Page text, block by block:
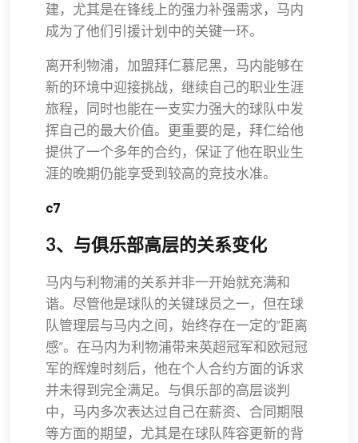
建，尤其是在锋线上的强力补强需求，马内
成为了他们引援计划中的关键一环。
离开利物浦，加盟拜仁慕尼黑，马内能够在
新的环境中迎接挑战，继续自己的职业生涯
旅程，同时也能在一支实力强大的球队中发
挥自己的最大价值。更重要的是，拜仁给他
提供了一个多年的合约，保证了他在职业生
涯的晚期仍能享受到较高的竞技水准。
c7
3、与俱乐部高层的关系变化
马内与利物浦的关系并非一开始就充满和
谐。尽管他是球队的关键球员之一，但在球
队管理层与马内之间，始终存在一定的“距离
感”。在马内为利物浦带来英超冠军和欧冠冠
军的辉煌时刻后，他在个人合约方面的诉求
并未得到完全满足。与俱乐部的高层谈判
中，马内多次表达过自己在薪资、合同期限
等方面的期望，尤其是在球队阵容更新的背